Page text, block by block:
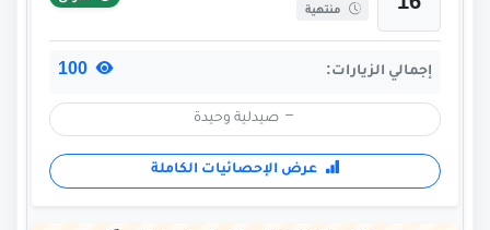
16 منتهية
إجمالي الزيارات:
صيدلية وحيدة
عرض الإحصائيات الكاملة